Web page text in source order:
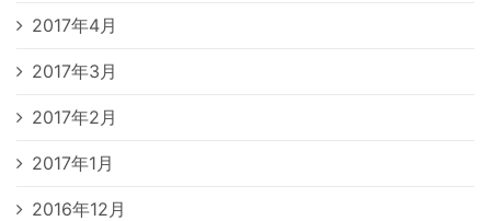
2017年4月
2017年3月
2017年2月
2017年1月
2016年12月